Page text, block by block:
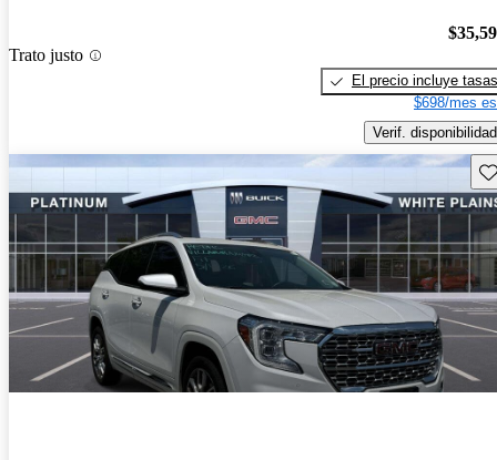
Trato justo
El precio incluye tasas
$698/mes
Verif. disponibilidad